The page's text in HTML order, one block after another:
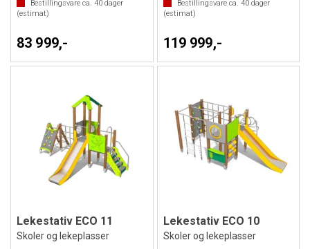
Bestillingsvare ca. 40 dager
(estimat)
83 999,-
Bestillingsvare ca. 40dager
(estimat)
119 999,-
Lekestativ ECO 11
Skoler og lekeplasser
Lekestativ ECO 10
Skoler og lekeplasser